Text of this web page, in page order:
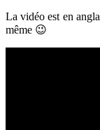
La vidéo est en
même 😉